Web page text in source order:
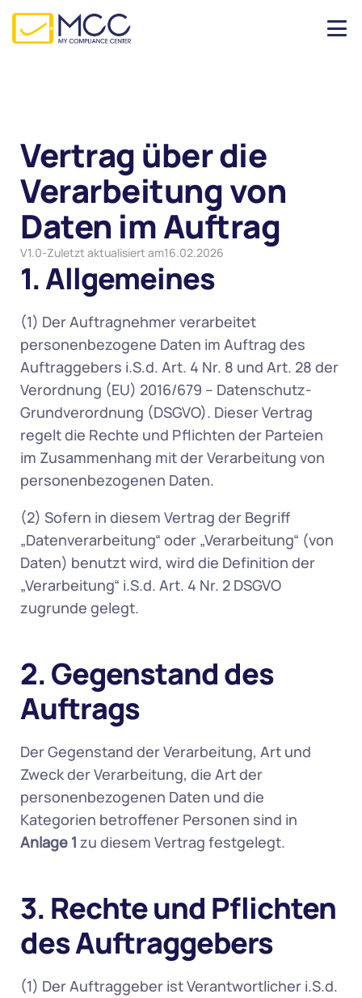
Vertrag über die
Verarbeitung von
Daten im Auftrag
V1.0-Zuletzt aktualisiert am16.02.2026
1. Allgemeines
(1) Der Auftragnehmer verarbeitet
personenbezogene Daten im Auftrag des
Auftraggebers i.S.d. Art. 4 Nr. 8 und Art. 28 der
Verordnung (EU) 2016/679 – Datenschutz-
Grundverordnung (DSGVO). Dieser Vertrag
regelt die Rechte und Pflichten der Parteien
im Zusammenhang mit der Verarbeitung von
personenbezogenen Daten.
(2) Sofern in diesem Vertrag der Begriff
„Datenverarbeitung“ oder „Verarbeitung“ (von
Daten) benutzt wird, wird die Definition der
„Verarbeitung“ i.S.d. Art. 4 Nr. 2 DSGVO
zugrunde gelegt.
2. Gegenstand des
Auftrags
Der Gegenstand der Verarbeitung, Art und
Zweck der Verarbeitung, die Art der
personenbezogenen Daten und die
Anlage 1 zu diesem Vertrag festgelegt.
3. Rechte und Pflichten
des Auftraggebers
(1) Der Auftraggeber ist Verantwortlicher i.S.d.